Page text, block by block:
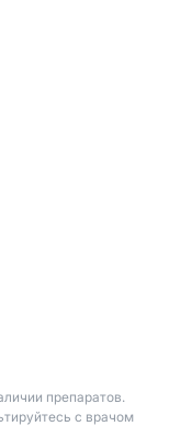
препаратов.
с врачом